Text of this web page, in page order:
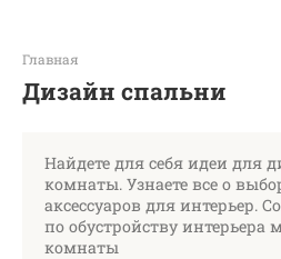
Главная
Дизайн спальни
Найдете для себя идеи для
комнаты. Узнаете все о
аксессуаров для интерьер.
по обустройству интерьера
комнаты